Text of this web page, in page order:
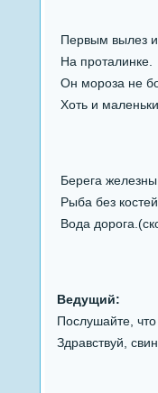
Первым вылез
На проталинке.
Он мороза не
Хоть и
Берега
Рыба без
Вода
Ведущий:
Послушайте,
Здравствуй,